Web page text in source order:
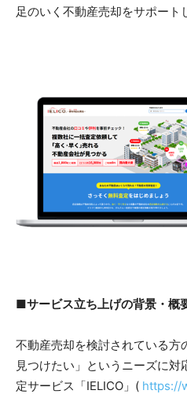
足のいく不動産売却をサポート
■サービス立ち上げの背景・概
不動産売却を検討されている方
見つけたい」というニーズに
定サービス「IELICO」( https://